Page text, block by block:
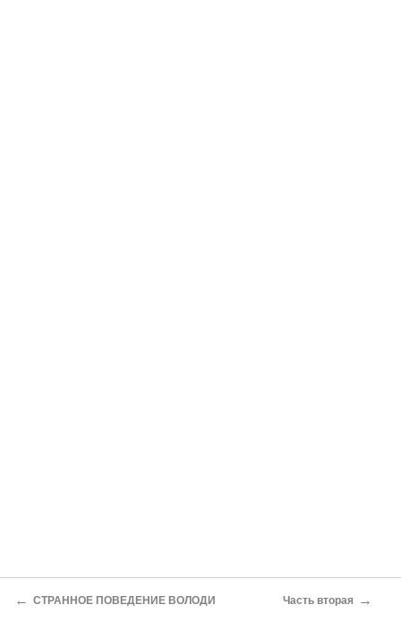
← СТРАННОЕ ПОВЕДЕНИЕ ВОЛОДИ Часть вторая →